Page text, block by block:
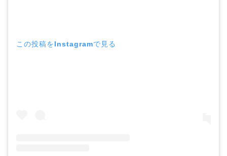
この投稿をInstagramで見る